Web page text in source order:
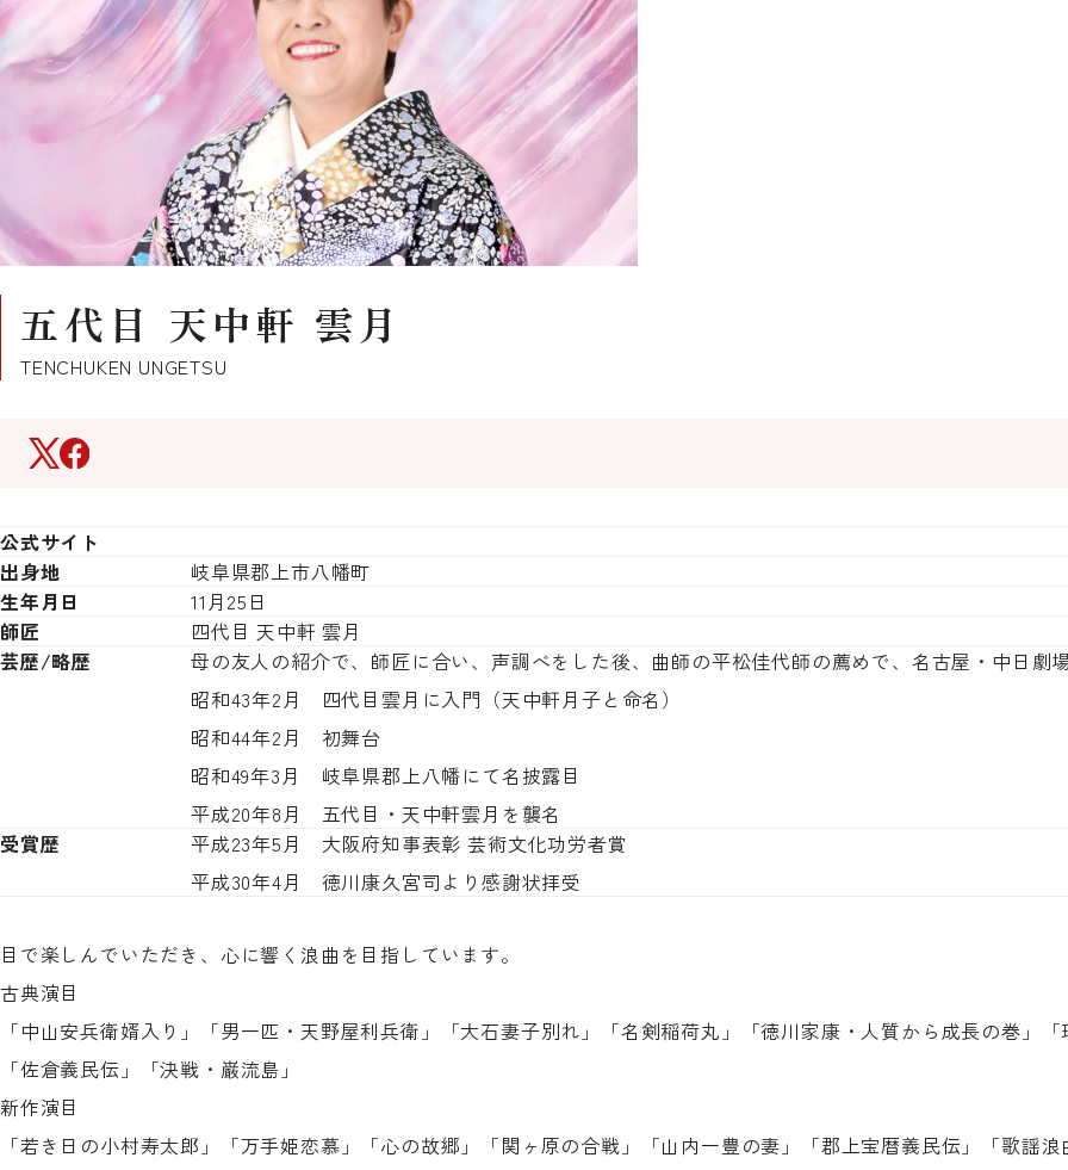
五代目 天中軒 雲月
TENCHUKEN UNGETSU
公式サイト
出身地
岐阜県郡上市八幡町
生年月日
11月25日
師匠
四代目 天中軒 雲月
芸歴/略歴
母の友人の紹介で、師匠に合い、声調べをした後、曲師の平松佳代師の薦めで、名古屋・中日劇
昭和43年2月
四代目雲月に入門（天中軒月子と命名）
昭和44年2月
初舞台
昭和49年3月
岐阜県郡上八幡にて名披露目
平成20年8月
五代目・天中軒雲月を襲名
受賞歴
平成23年5月
大阪府知事表彰 芸術文化功労者賞
平成30年4月
徳川康久宮司より感謝状拝受
目で楽しんでいただき、心に響く浪曲を目指しています。
古典演目
「中山安兵衛婿入り」「男一匹・天野屋利兵衛」「大石妻子別れ」「名剣稲荷丸」「徳川家康・人質から成長の巻」「
「佐倉義民伝」「決戦・巌流島」
新作演目
「若き日の小村寿太郎」「万手姫恋慕」「心の故郷」「関ヶ原の合戦」「山内一豊の妻」「郡上宝暦義民伝」「歌謡浪